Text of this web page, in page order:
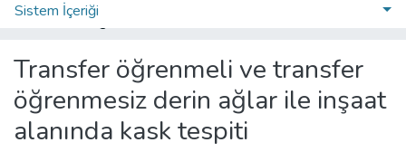
Sistem İçeriği
Analiz
Talep/Soru
Transfer öğrenmeli ve transfer
öğrenmesiz derin ağlar ile inşaat
alanında kask tespiti